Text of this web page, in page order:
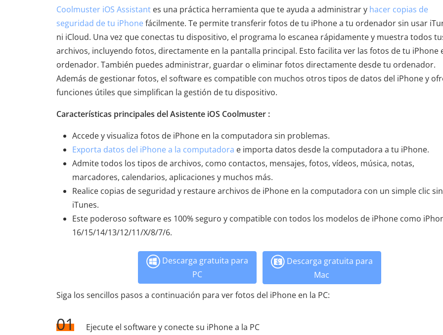
Coolmuster iOS Assistant es una práctica herramienta que te ayuda a administrar y hacer copias de
seguridad de tu iPhone fácilmente. Te permite transferir fotos de tu iPhone a tu ordenador sin usar
ni iCloud. Una vez que conectas tu dispositivo, el programa lo escanea rápidamente y muestra todos
archivos, incluyendo fotos, directamente en la pantalla principal. Esto facilita ver las fotos de tu iPhone
ordenador. También puedes administrar, guardar o eliminar fotos directamente desde tu ordenador.
Además de gestionar fotos, el software es compatible con muchos otros tipos de datos del iPhone y
funciones útiles que simplifican la gestión de tu dispositivo.
Características principales del Asistente iOS Coolmuster :
Accede y visualiza fotos de iPhone en la computadora sin problemas.
Exporta datos del iPhone a la computadora e importa datos desde la computadora a tu iPhone.
Admite todos los tipos de archivos, como contactos, mensajes, fotos, vídeos, música, notas,
marcadores, calendarios, aplicaciones y muchos más.
Realice copias de seguridad y restaure archivos de iPhone en la computadora con un simple clic
iTunes.
Este poderoso software es 100% seguro y compatible con todos los modelos de iPhone como
16/15/14/13/12/11/X/8/7/6.
Descarga gratuita para
PC
Descarga gratuita para
Mac
Siga los sencillos pasos a continuación para ver fotos del iPhone en la PC:
01 Ejecute el software y conecte su iPhone a la PC